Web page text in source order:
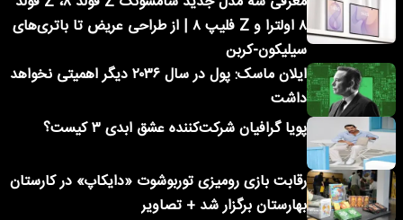
۸ اولترا و Z فلیپ ۸ | از طراحی عریض تا باتری‌های
سیلیکون-کربن
ایلان ماسک: پول در سال ۲۰۳۶ دیگر اهمیتی نخواهد
داشت
پویا گرافیان شرکت‌کننده عشق ابدی ۳ کیست؟
رقابت بازی رومیزی توربوشوت «دایکاپ» در کارستان
بهارستان برگزار شد + تصاویر